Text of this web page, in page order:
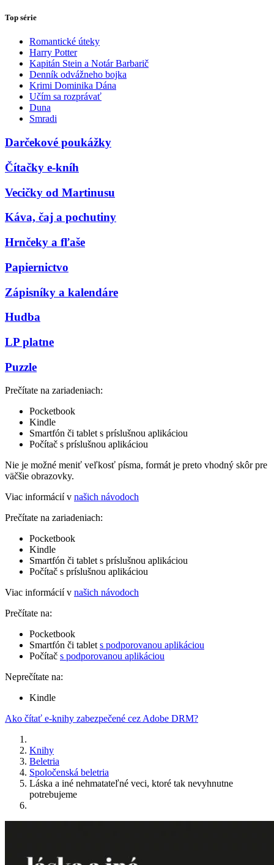
Top série
Romantické úteky
Harry Potter
Kapitán Stein a Notár Barbarič
Denník odvážneho bojka
Krimi Dominika Dána
Učím sa rozprávať
Duna
Smradi
Darčekové poukážky
Čítačky e-kníh
Vecičky od Martinusu
Káva, čaj a pochutiny
Hrnčeky a fľaše
Papiernictvo
Zápisníky a kalendáre
Hudba
LP platne
Puzzle
Prečítate na zariadeniach:
Pocketbook
Kindle
Smartfón či tablet s príslušnou aplikáciou
Počítač s príslušnou aplikáciou
Nie je možné meniť veľkosť písma, formát je preto vhodný skôr pre
väčšie obrazovky.
Viac informácií v našich návodoch
Prečítate na zariadeniach:
Pocketbook
Kindle
Smartfón či tablet s príslušnou aplikáciou
Počítač s príslušnou aplikáciou
Viac informácií v našich návodoch
Prečítate na:
Pocketbook
Smartfón či tablet s podporovanou aplikáciou
Počítač s podporovanou aplikáciou
Neprečítate na:
Kindle
Ako čítať e-knihy zabezpečené cez Adobe DRM?
Knihy
Beletria
Spoločenská beletria
Láska a iné nehmatateľné veci, ktoré tak nevyhnutne
potrebujeme